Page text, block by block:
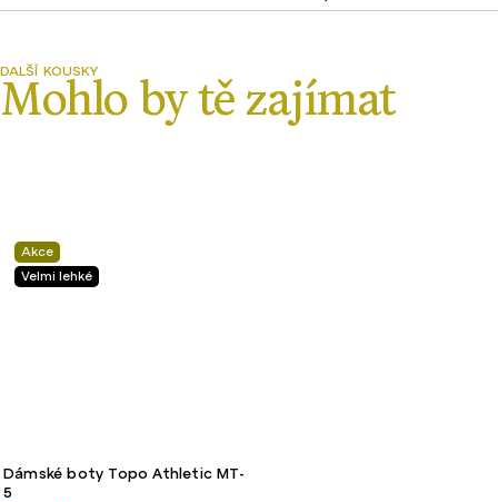
Akce
Velmi lehké
Dámské boty Topo Athletic MT-
5